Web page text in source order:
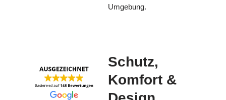
Umgebung.
Schutz,
Komfort &